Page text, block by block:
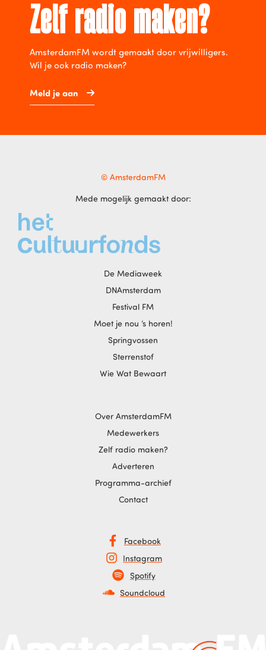
Zelf radio maken?
AmsterdamFM wordt gemaakt door vrijwilligers.
Wil je ook radio maken?
Meld je aan
© AmsterdamFM
Mede mogelijk gemaakt door:
De Mediaweek
DNAmsterdam
Festival FM
Moet je nou ‘s horen!
Springvossen
Sterrenstof
Wie Wat Bewaart
Over AmsterdamFM
Medewerkers
Zelf radio maken?
Adverteren
Programma-archief
Contact
Facebook
Instagram
Spotify
Soundcloud